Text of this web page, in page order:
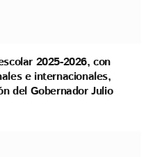
2025-2026, con
e internacionales,
del Gobernador Julio